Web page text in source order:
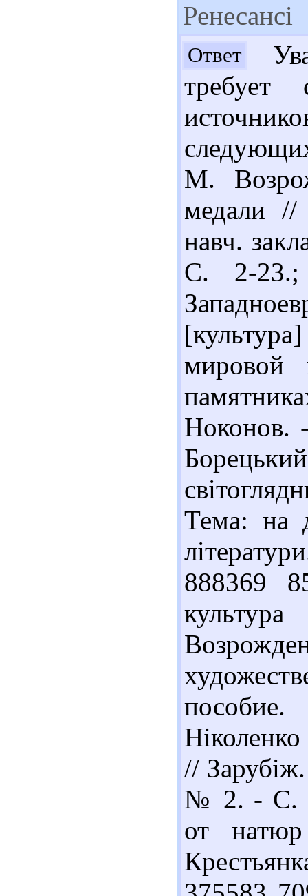
Ренесансі
Ответ
требует
М.
медали //
навч.
С. 2-23.;
мировой
Ноконов.
Тема: на
888369
//
№ 2. - С.
от